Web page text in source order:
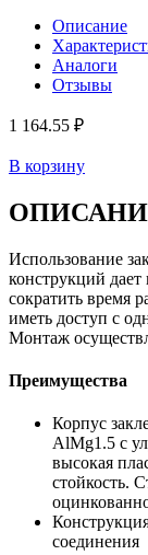
Описание
Аналоги
Отзывы
1 164.55 ₽
В корзину
Использование
конструкций
сократить время
иметь доступ с
Монтаж
Преимущества
Корпус
AlMg1.5 c
высокая
стойкость.
соединения